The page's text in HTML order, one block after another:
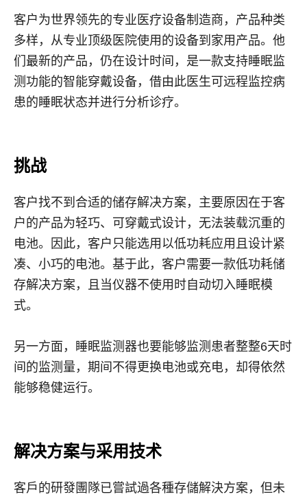
客户为世界领先的专业医疗设备制造商，产品种类
多样，从专业顶级医院使用的设备到家用产品。他
们最新的产品，仍在设计时间，是一款支持睡眠监
测功能的智能穿戴设备，借由此医生可远程监控病
患的睡眠状态并进行分析诊疗。
挑战
客户找不到合适的储存解决方案，主要原因在于客
户的产品为轻巧、可穿戴式设计，无法装载沉重的
电池。因此，客户只能选用以低功耗应用且设计紧
凑、小巧的电池。基于此，客户需要一款低功耗储
存解决方案，且当仪器不使用时自动切入睡眠模
式。
另一方面，睡眠监测器也要能够监测患者整整6天时
间的监测量，期间不得更换电池或充电，却得依然
能够稳健运行。
解决方案与采用技术
客戶的研發團隊已嘗試過各種存儲解決方案，但未